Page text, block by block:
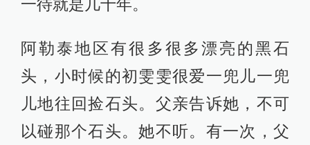
一待就是几十年。
阿勒泰地区有很多很多漂亮的黑石